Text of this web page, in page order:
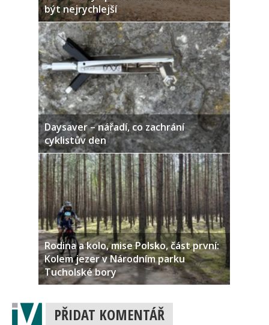
být nejrychlejší
Daysaver – nářadí, co zachrání
cyklistův den
Rodina a kolo, mise Polsko, část první:
Kolem jezer v Národním parku
Tucholské bory
PŘIDAT KOMENTÁŘ